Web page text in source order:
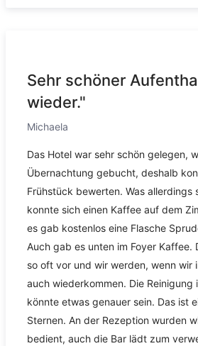
Sehr schöner
wieder."
Michaela
Das Hotel war sehr schön gelegen,
Übernachtung gebucht, deshalb
Frühstück bewerten. Was allerdings
konnte sich einen Kaffee auf dem
es gab kostenlos eine Flasche
Auch gab es unten im Foyer Kaffee.
so oft vor und wir werden, wenn wir
auch wiederkommen. Die Reinigung
könnte etwas genauer sein. Das ist
Sternen. An der Rezeption wurden
bedient, auch die Bar lädt zum